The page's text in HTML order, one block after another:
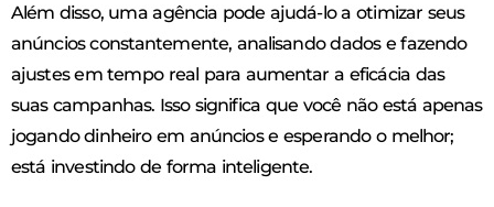
Além disso, uma agência pode ajudá-lo a otimizar seus
anúncios constantemente, analisando dados e fazendo
ajustes em tempo real para aumentar a eficácia das
suas campanhas. Isso significa que você não está apenas
jogando dinheiro em anúncios e esperando o melhor;
está investindo de forma inteligente.